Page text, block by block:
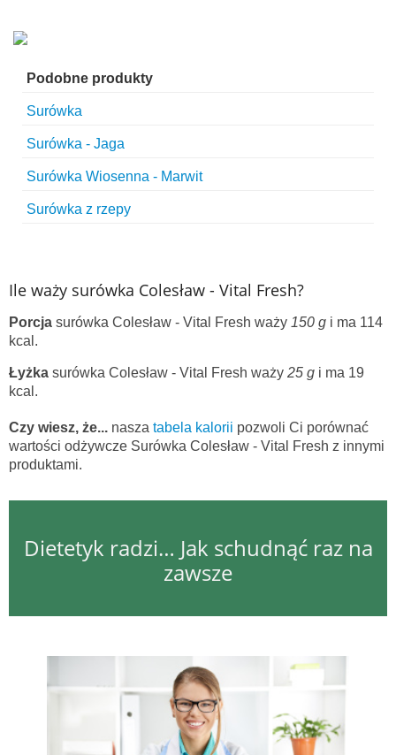
Podobne produkty
Surówka
Surówka - Jaga
Surówka Wiosenna - Marwit
Surówka z rzepy
Ile waży surówka Colesław - Vital Fresh?
Porcja surówka Colesław - Vital Fresh waży 150 g i ma 114
kcal.
Łyżka surówka Colesław - Vital Fresh waży 25 g i ma 19
kcal.
Czy wiesz, że... nasza tabela kalorii pozwoli Ci porównać
wartości odżywcze Surówka Colesław - Vital Fresh z innymi
produktami.
Dietetyk radzi… Jak schudnąć raz na
zawsze